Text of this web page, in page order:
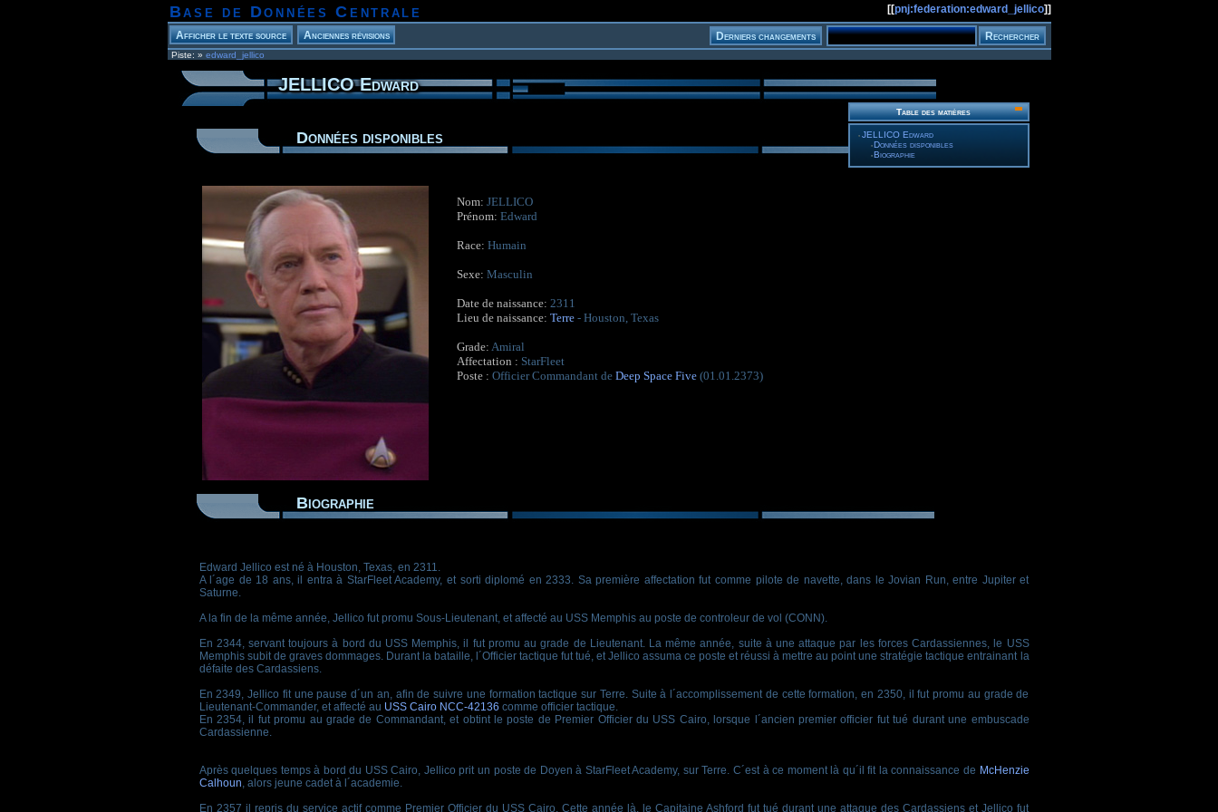
[[pnj:federation:edward_jellico]]
Base de Données Centrale
Piste: » edward_jellico
Table des matières
JELLICO Edward
Données disponibles
Biographie
JELLICO Edward
Données disponibles
Nom: JELLICO
Prénom: Edward
Race: Humain
Sexe: Masculin
Date de naissance: 2311
Lieu de naissance: Terre- Houston, Texas
Grade: Amiral
Affectation : StarFleet
Poste : Officier Commandant de Deep Space Five(01.01.2373)
Biographie
Edward Jellico est né à Houston, Texas, en 2311.
A l´age de 18 ans, il entra à StarFleet Academy, et sorti diplomé en 2333. Sa première affectation fut comme pilote de navette, dans le Jovian Run, entre Jupiter et
Saturne.
A la fin de la même année, Jellico fut promu Sous-Lieutenant, et affecté au USS Memphis au poste de controleur de vol (CONN).
En 2344, servant toujours à bord du USS Memphis, il fut promu au grade de Lieutenant. La même année, suite à une attaque par les forces Cardassiennes, le USS
Memphis subit de graves dommages. Durant la bataille, l´Officier tactique fut tué, et Jellico assuma ce poste et réussi à mettre au point une stratégie tactique entrainant la
défaite des Cardassiens.
En 2349, Jellico fit une pause d´un an, afin de suivre une formation tactique sur Terre. Suite à l´accomplissement de cette formation, en 2350, il fut promu au grade de
Lieutenant-Commander, et affecté au USS Cairo NCC-42136 comme officier tactique.
En 2354, il fut promu au grade de Commandant, et obtint le poste de Premier Officier du USS Cairo, lorsque l´ancien premier officier fut tué durant une embuscade
Cardassienne.
Après quelques temps à bord du USS Cairo, Jellico prit un poste de Doyen à StarFleet Academy, sur Terre. C´est à ce moment là qu´il fit la connaissance de McHenzie
Calhoun, alors jeune cadet à l´academie.
En 2357 il repris du service actif comme Premier Officier du USS Cairo. Cette année là, le Capitaine Ashford fut tué durant une attaque des Cardassiens et Jellico fut